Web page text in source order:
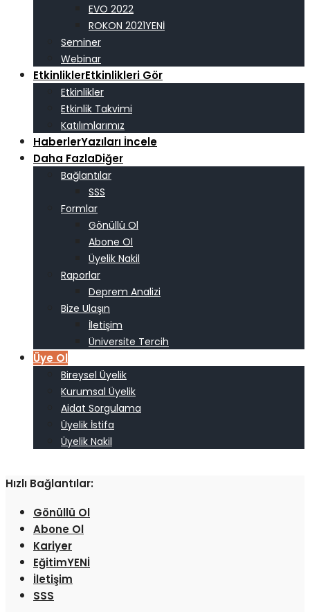
EVO 2022
ROKON 2021
Seminer
Webinar
EtkinliklerEtkinlikleri Gör
Etkinlikler
Etkinlik Takvimi
Katılımlarımız
HaberlerYazıları İncele
Daha FazlaDiğer
Bağlantılar
SSS
Formlar
Gönüllü Ol
Abone Ol
Üyelik Nakil
Raporlar
Deprem Analizi
Bize Ulaşın
İletişim
Üniversite Tercih
Üye Ol
Bireysel Üyelik
Kurumsal Üyelik
Aidat Sorgulama
Üyelik İstifa
Üyelik Nakil
Hızlı Bağlantılar:
Gönüllü Ol
Abone Ol
Kariyer
Eğitim
İletişim
SSS